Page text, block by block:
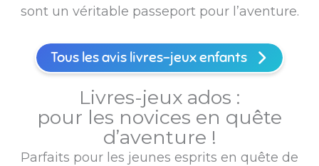
sont un véritable passeport pour l’aventure.
Tous les avis livres-jeux enfants
Livres-jeux ados :
pour les novices en quête
d’aventure !
Parfaits pour les jeunes esprits en quête de